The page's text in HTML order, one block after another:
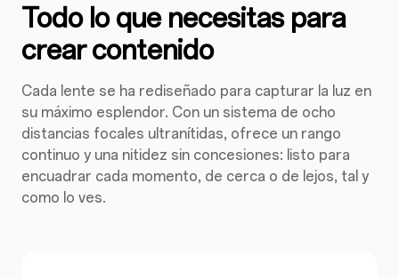
Todo lo que necesitas para
crear contenido
Cada lente se ha rediseñado para capturar la luz en
su máximo esplendor. Con un sistema de ocho
distancias focales ultranítidas, ofrece un rango
continuo y una nitidez sin concesiones: listo para
encuadrar cada momento, de cerca o de lejos, tal y
como lo ves.